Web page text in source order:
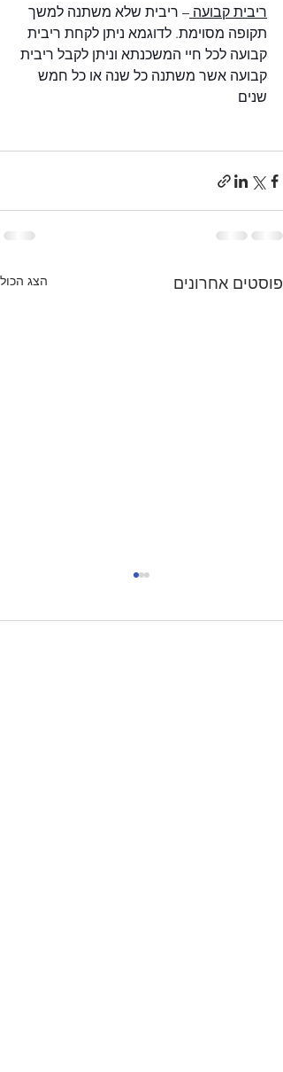
ריבית קבועה – ריבית שלא משתנה למשך
תקופה מסוימת. לדוגמא ניתן לקחת ריבית
קבועה לכל חיי המשכנתא וניתן לקבל ריבית
קבועה אשר משתנה כל שנה או כל חמש
שנים
פוסטים אחרונים הצג הכול